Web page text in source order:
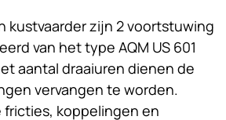
kustvaarder zijn 2 voortstuwing
van het type AQM US 601
aantal draaiuren dienen de
vervangen te worden.
fricties, koppelingen en